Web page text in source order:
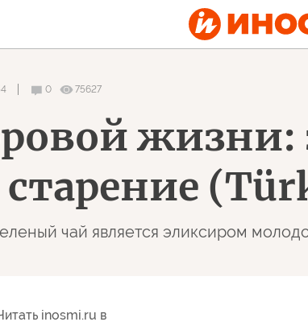
0 75627
старение
чай является эликсиром
inosmi.ru в